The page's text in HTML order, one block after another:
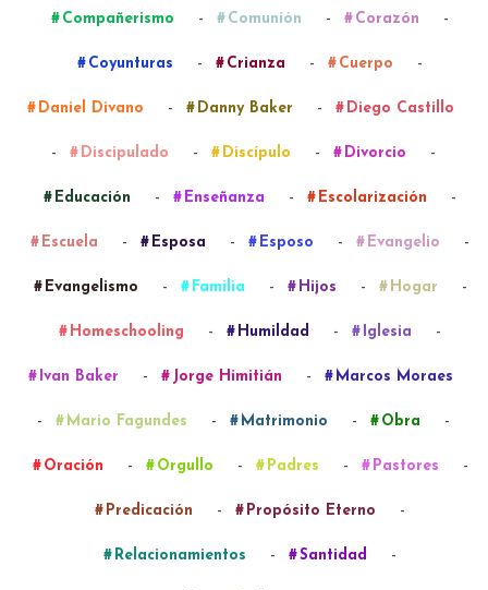
Compañerismo - Comunión - Corazón -
Coyunturas - Crianza - Cuerpo -
Daniel Divano - Danny Baker - Diego Castillo
- Discipulado - Discípulo - Divorcio -
Educación - Enseñanza - Escolarización -
Escuela - Esposa - Esposo - Evangelio -
Evangelismo - Familia - Hijos - Hogar -
Homeschooling - Humildad - Iglesia -
Ivan Baker - Jorge Himitián - Marcos Moraes
- Mario Fagundes - Matrimonio - Obra -
Oración - Orgullo - Padres - Pastores -
Predicación - Propósito Eterno -
Relacionamientos - Santidad -